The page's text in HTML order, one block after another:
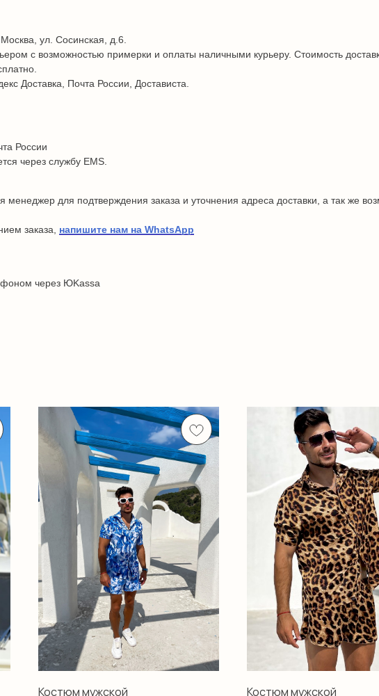
ул. Сосинская, д.6.
с возможностью примерки и оплаты наличными курьеру. Стоимость
Доставка, Почта России, Достависта.
России
через службу EMS.
для подтверждения заказа и уточнения адреса доставки, а так же
заказа, напишите нам на WhatsApp
через ЮKassa
Костюм мужской Костюм мужской